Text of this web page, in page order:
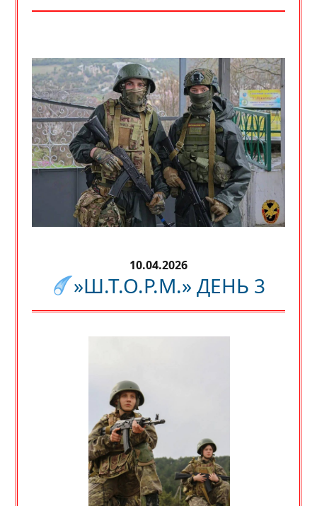
10.04.2026
»Ш.Т.О.Р.М.» ДЕНЬ 3